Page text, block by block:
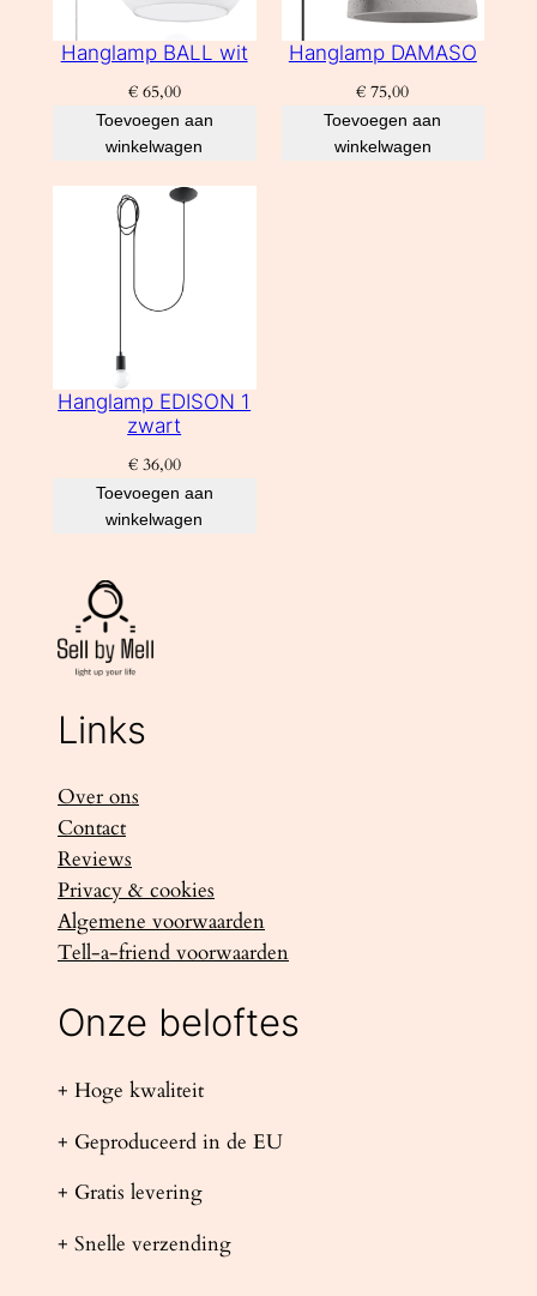
Hanglamp BALL wit
€65,00
Toevoegen aan
winkelwagen
Hanglamp DAMASO
€ 75,00
Toevoegen aan
winkelwagen
Hanglamp EDISON 1
zwart
€36,00
Toevoegen aan
winkelwagen
Links
Over ons
Contact
Reviews
Privacy & cookies
Algemene voorwaarden
Tell-a-friend voorwaarden
Onze beloftes
+ Hoge kwaliteit
+ Geproduceerd in de EU
+ Gratis levering
+ Snelle verzending